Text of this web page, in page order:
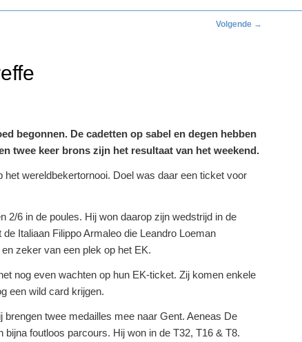
Volgende →
begonnen. De cadetten op sabel en degen hebben
twee keer brons zijn het resultaat van het weekend.
wereldbekertornooi. Doel was daar een ticket voor
2/6 in de poules. Hij won daarop zijn wedstrijd in de
Italiaan Filippo Armaleo die Leandro Loeman
zeker van een plek op het EK.
nog even wachten op hun EK-ticket. Zij komen enkele
een wild card krijgen.
twee medailles mee naar Gent. Aeneas De
foutloos parcours. Hij won in de T32, T16 & T8.